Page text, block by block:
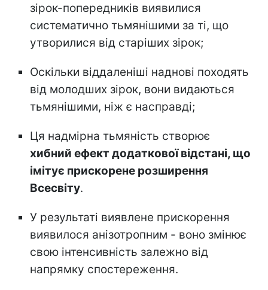
зірок-попередників виявилися
систематично тьмянішими за ті, що
утворилися від старіших зірок;
Оскільки віддаленіші наднові походять
від молодших зірок, вони видаються
тьмянішими, ніж є насправді;
Ця надмірна тьмяність створює
хибний ефект додаткової відстані, що
імітує прискорене розширення
Всесвіту.
У результаті виявлене прискорення
виявилося анізотропним - воно змінює
свою інтенсивність залежно від
напрямку спостереження.